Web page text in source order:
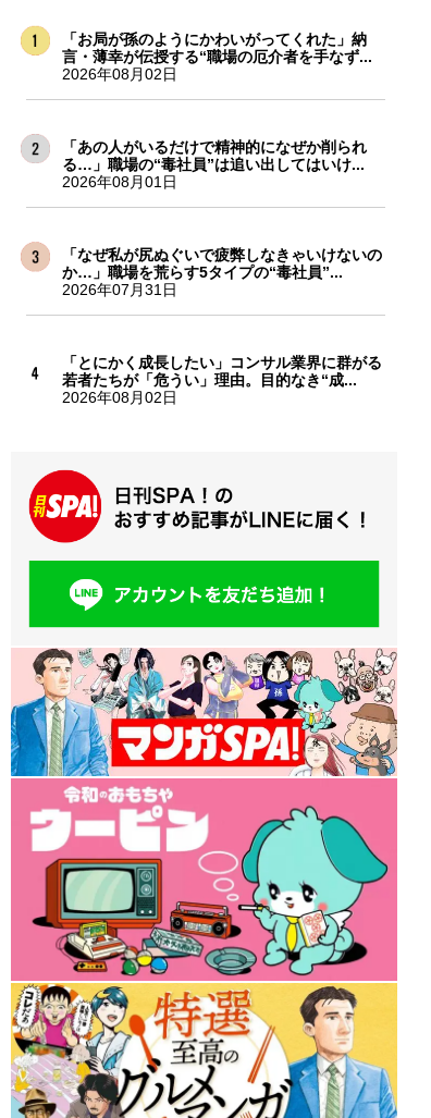
「お局が孫のようにかわいがってくれた」納
言・薄幸が伝授する“職場の厄介者を手なず...
2026年08月02日
「あの人がいるだけで精神的になぜか削られ
る…」職場の“毒社員”は追い出してはいけ...
2026年08月01日
「なぜ私が尻ぬぐいで疲弊しなきゃいけないの
か…」職場を荒らす5タイプの“毒社員”...
2026年07月31日
「とにかく成長したい」コンサル業界に群がる
若者たちが「危うい」理由。目的なき“成...
2026年08月02日